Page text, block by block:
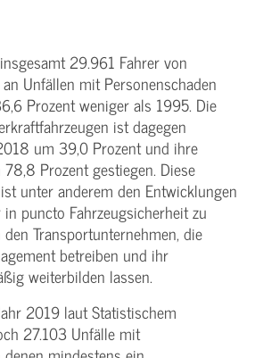
29.961 Fahrer von
Unfällen mit Personenschaden
Prozent weniger als 1995. Die
ist dagegen
um 39,0 Prozent und ihre
Prozent gestiegen. Diese
unter anderem den Entwicklungen
puncto Fahrzeugsicherheit zu
Transportunternehmen, die
betreiben und ihr
weiterbilden lassen.
2019 laut Statistischem
27.103 Unfälle mit